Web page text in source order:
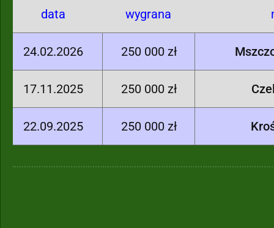
data wygrana
24.02.2026 250 000 zł
17.11.2025 250 000 zł
22.09.2025 250 000 zł